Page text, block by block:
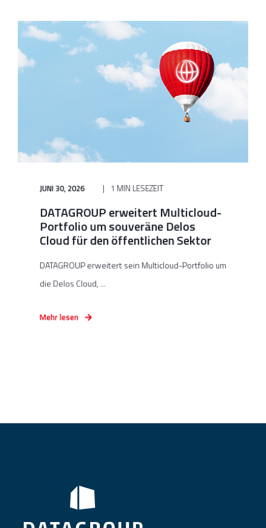
JUNI 30, 2026 1 MIN LESEZEIT
DATAGROUP erweitert Multicloud-
Portfolio um souveräne Delos
Cloud für den öffentlichen Sektor
DATAGROUP erweitert sein Multicloud-Portfolio um
die Delos Cloud, ...
Mehr lesen